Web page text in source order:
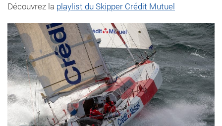
Découvrez la playlist du Skipper Crédit Mutuel